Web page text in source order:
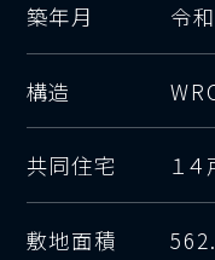
築年月 令
構造
共同住宅 １４
敷地面積